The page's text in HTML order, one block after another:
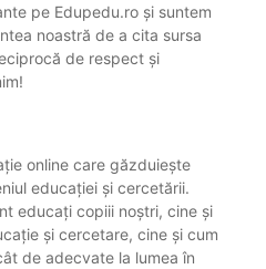
pe Edupedu.ro și suntem
noastră de a cita sursa
de respect și
online care găzduiește
educației și cercetării.
educați copiii noștri, cine și
și cercetare, cine și cum
de adecvate la lumea în